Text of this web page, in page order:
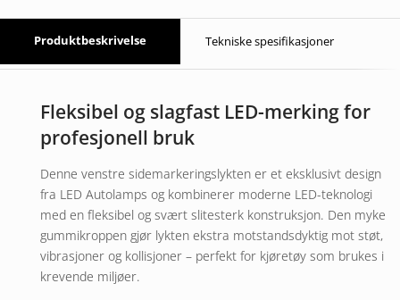
Produktbeskrivelse Tekniske spesifikasjoner
Fleksibel og slagfast LED-merking for
profesjonell bruk
Denne venstre sidemarkeringslykten er et eksklusivt design
fra LED Autolamps og kombinerer moderne LED-teknologi
med en fleksibel og svært slitesterk konstruksjon. Den myke
gummikroppen gjør lykten ekstra motstandsdyktig mot støt,
vibrasjoner og kollisjoner – perfekt for kjøretøy som brukes i
krevende miljøer.